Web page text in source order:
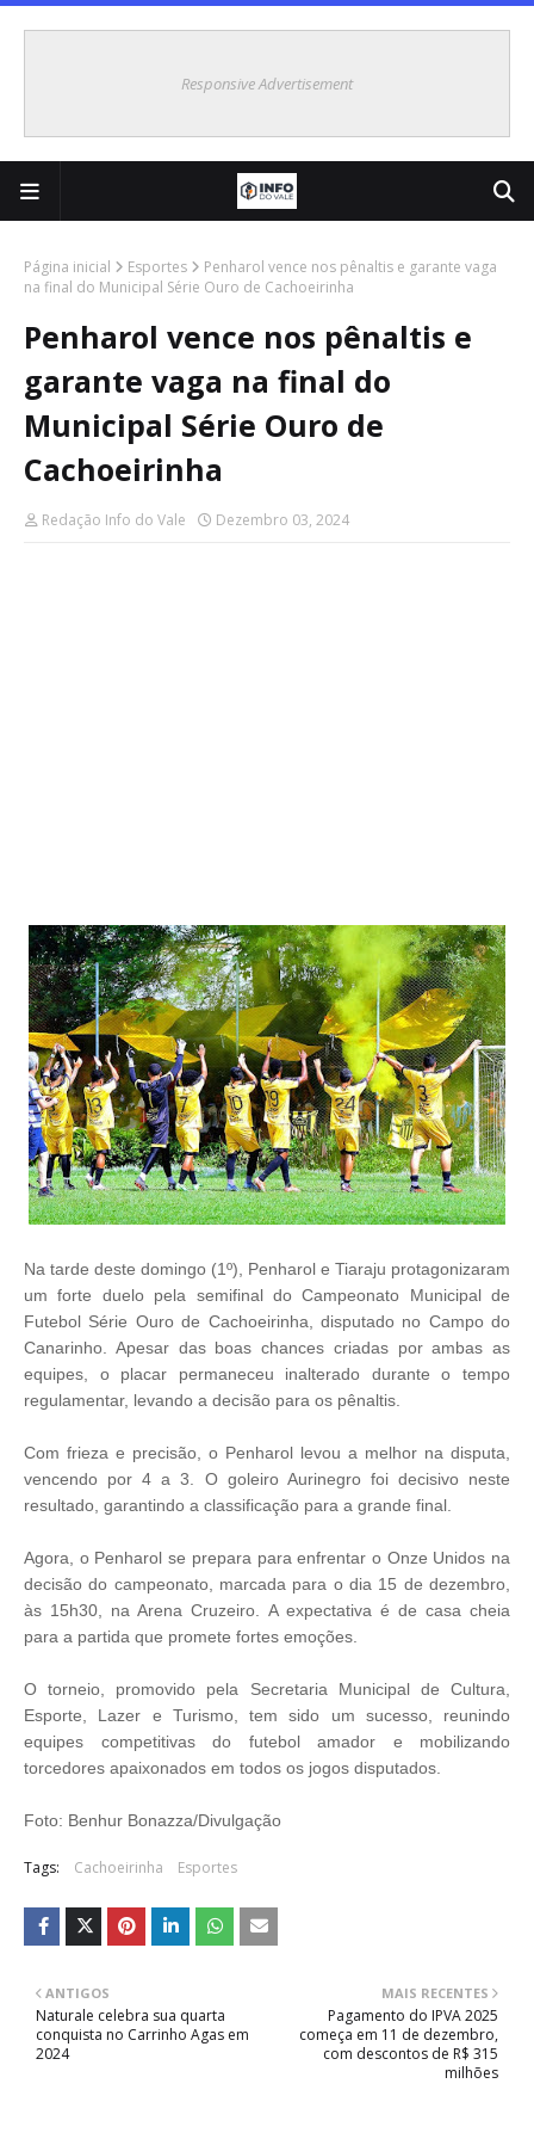
Responsive Advertisement
Página inicial Esportes
Penharol vence nos pênaltis e garante vaga
na final do Municipal Série Ouro de Cachoeirinha
Penharol vence nos pênaltis e
garante vaga na final do
Municipal Série Ouro de
Cachoeirinha
Redação Info do Vale Dezembro 03, 2024
Na tarde deste domingo (1º), Penharol e Tiaraju protagonizaram
um forte duelo pela semifinal do Campeonato Municipal de
Futebol Série Ouro de Cachoeirinha, disputado no Campo do
Canarinho. Apesar das boas chances criadas por ambas as
equipes, o placar permaneceu inalterado durante o tempo
regulamentar, levando a decisão para os pênaltis.
Com frieza e precisão, o Penharol levou a melhor na disputa,
vencendo por 4 a 3. O goleiro Aurinegro foi decisivo neste
resultado, garantindo a classificação para a grande final.
Agora, o Penharol se prepara para enfrentar o Onze Unidos na
decisão do campeonato, marcada para o dia 15 de dezembro,
às 15h30, na Arena Cruzeiro. A expectativa é de casa cheia
para a partida que promete fortes emoções.
O torneio, promovido pela Secretaria Municipal de Cultura,
Esporte, Lazer e Turismo, tem sido um sucesso, reunindo
equipes competitivas do futebol amador e mobilizando
torcedores apaixonados em todos os jogos disputados.
Foto: Benhur Bonazza/Divulgação
Tags: Cachoeirinha Esportes
MAIS RECENTES
Pagamento do IPVA 2025
começa em 11 de dezembro,
com descontos de R$ 315
milhões
ANTIGOS
Naturale celebra sua quarta
conquista no Carrinho Agas em
2024